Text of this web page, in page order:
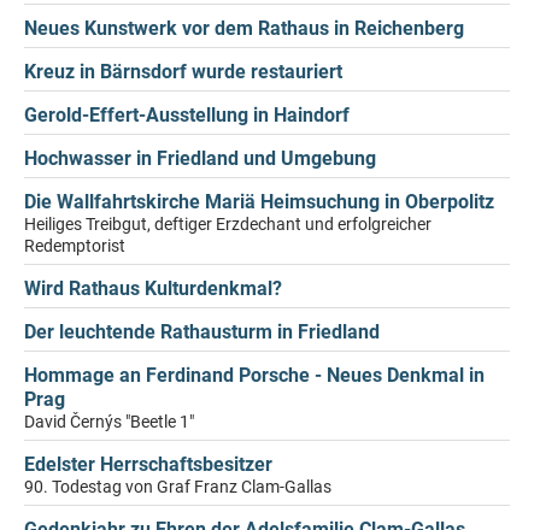
Neues Kunstwerk vor dem Rathaus in Reichenberg
Kreuz in Bärnsdorf wurde restauriert
Gerold-Effert-Ausstellung in Haindorf
Hochwasser in Friedland und Umgebung
Die Wallfahrtskirche Mariä Heimsuchung in Oberpolitz
Heiliges Treibgut, deftiger Erzdechant und erfolgreicher
Redemptorist
Wird Rathaus Kulturdenkmal?
Der leuchtende Rathausturm in Friedland
Hommage an Ferdinand Porsche - Neues Denkmal in
Prag
David Černýs "Beetle 1"
Edelster Herrschaftsbesitzer
90. Todestag von Graf Franz Clam-Gallas